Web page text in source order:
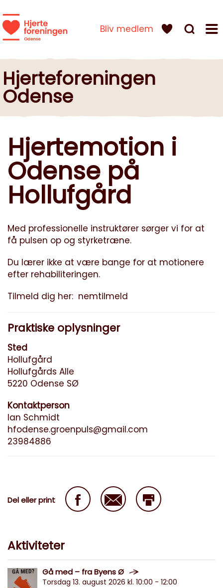
Bliv medlem
Hjerteforeningen
Odense
Hjertemotion i
Odense på
Hollufgård
Med professionelle instruktører sørger vi for at
få pulsen op og styrketræne.
Du lærer ikke at være bange for at motionere
efter rehabiliteringen.
Tilmeld dig her: nemtilmeld
Praktiske oplysninger
Sted
Hollufgård
Hollufgårds Alle
5220 Odense SØ
Kontaktperson
Ian Schmidt
hfodense.groenpuls@gmail.com
23984886
Del eller print
Aktiviteter
Gå med – fra Byens Ø
Torsdag 13. august 2026 kl. 10:00 - 12:00